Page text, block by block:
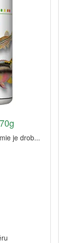
je drob...